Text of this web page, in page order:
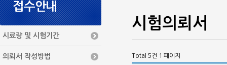
접수안내
시료량 및 시험기간
의뢰서 작성방법
시험의뢰서
Total 5건 1 페이지